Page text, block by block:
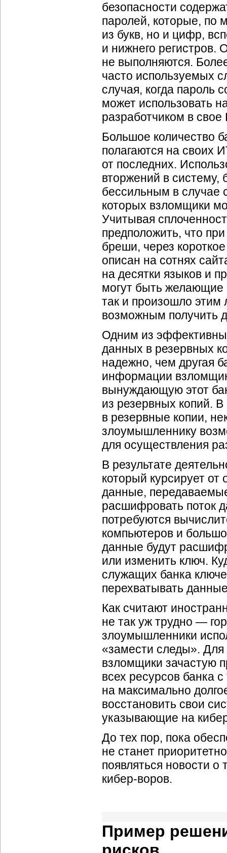
безопасности
паролей, которые, по
из букв, но и цифр,
и нижнего регистров.
не выполняются.
часто используемых
случая, когда пароль
может использовать
разработчиком в
Большое количество
полагаются на своих
от последних.
вторжений в систему,
бессильным в
которых взломщики
Учитывая
предположить, что
бреши, через
описан на сотнях
на десятки языков и
могут быть желающие
так и произошло этим
возможным получить
Одним из
данных в резервных
надежно, чем другая
информации
вынуждающую этот
из резервных копий.
в резервные копии,
злоумышленнику
для осуществления
В результате
который курсирует от
данные,
расшифровать поток
потребуются
компьютеров и
данные будут
или изменить ключ.
служащих банка
перехватывать
Как считают
не так уж трудно —
злоумышленники
«замести следы».
взломщики зачастую
всех ресурсов банка
на максимально
восстановить свои
указывающие на
До тех пор, пока
не станет
появляться новости о
кибер-воров.
Пример